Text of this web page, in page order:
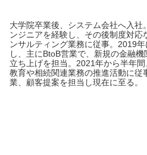
大学院卒業後、システム会社へ入社
ンジニアを経験し、その後制度対応
ンサルティング業務に従事。2019
し、主にBtoB営業で、新規の金融
立ち上げを担当。2021年から半年
教育や相続関連業務の推進活動に従
業、顧客提案を担当し現在に至る。